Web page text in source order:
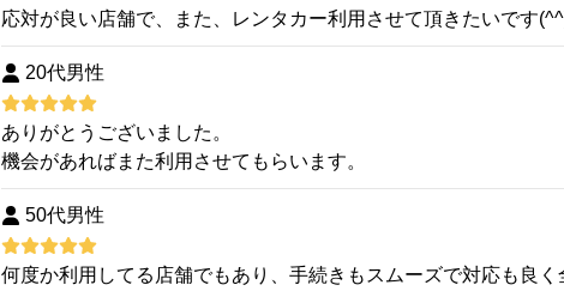
応対が良い店舗で、また、レンタカー利用させて頂きたいです
20代男性
ありがとうございました。
機会があればまた利用させてもらいます。
50代男性
何度か利用してる店舗でもあり、手続きもスムーズで対応も良く